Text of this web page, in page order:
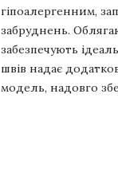
гіпоалергенним,
забруднень.
забезпечують
швів надає
модель, надовго